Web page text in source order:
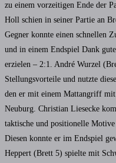
zu einem vorzeitigen Ende der
Holl schien in seiner Partie an
Gegner konnte einen schnellen
und in einem Endspiel Dank
erzielen – 2:1. André Wurzel
Stellungsvorteile und nutzte
den er mit einem Mattangriff
Neuburg. Christian Liesecke
taktische und positionelle Motive
Diesen konnte er im Endspiel
Heppert (Brett 5) spielte mit